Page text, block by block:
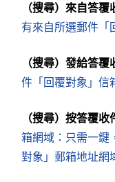
（搜尋）來自答
有來自所選郵件「
（搜尋）發給答
件「回覆對象」信
（搜尋）按答覆
箱網域：只需一鍵
對象」郵箱地址網